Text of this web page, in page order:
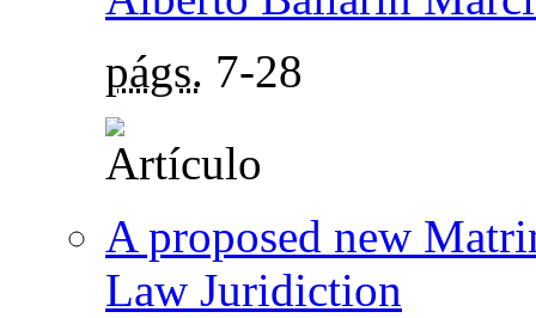
págs. 7-28
A proposed new
Law Juridiction